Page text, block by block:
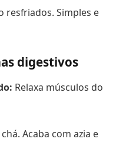
resfriados. Simples e
digestivos
Relaxa músculos do
Acaba com azia e